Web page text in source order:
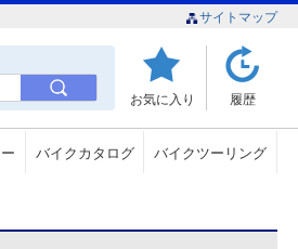
サイトマップ
お気に入り 履歴
バイクカタログ バイクツーリング